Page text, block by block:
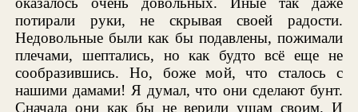
потирали руки, не скрывая своей радости.
Недовольные были как бы подавлены, пожимали
плечами, шептались, но как будто всё еще не
сообразившись. Но, боже мой, что сталось с
нашими дамами! Я думал, что они сделают бунт.
Сначала они как бы не верили ушам своим. И